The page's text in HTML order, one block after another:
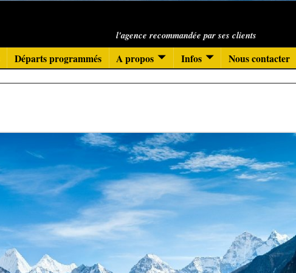
l'agence recommandée par ses clients
Départs programmés A propos Infos Nous contacter